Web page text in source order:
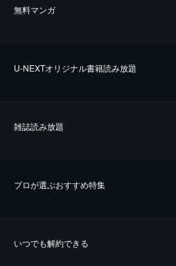
無料マンガ
U-NEXTオリジナル書籍読み放題
雑誌読み放題
プロが選ぶおすすめ特集
いつでも解約できる